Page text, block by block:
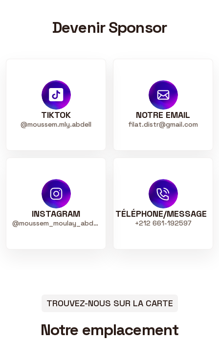
Devenir Sponsor
NOTRE EMAIL
filat.distr@gmail.com
TIKTOK
@moussem.mly.abdell
TÉLÉPHONE/MESSAGE
+212 661-192597
INSTAGRAM
@moussem_moulay_abdellah
TROUVEZ-NOUS SUR LA CARTE
Notre emplacement